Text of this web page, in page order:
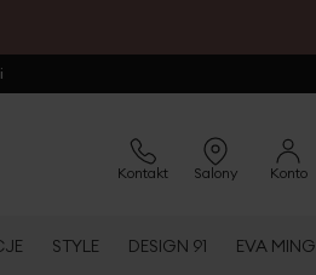
Kontakt Salony Konto
STYLE DESIGN 91 EVA